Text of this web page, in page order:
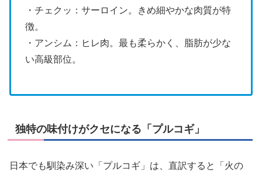
・チェクッ：サーロイン。きめ細やかな肉質が特
徴。
・アンシム：ヒレ肉。最も柔らかく、脂肪が少な
い高級部位。
独特の味付けがクセになる「プルコギ」
日本でも馴染み深い「プルコギ」は、直訳すると「火の